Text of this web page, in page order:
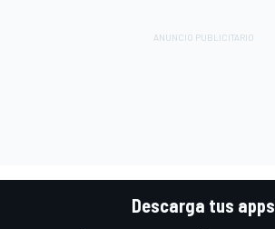
Descarga tus apps